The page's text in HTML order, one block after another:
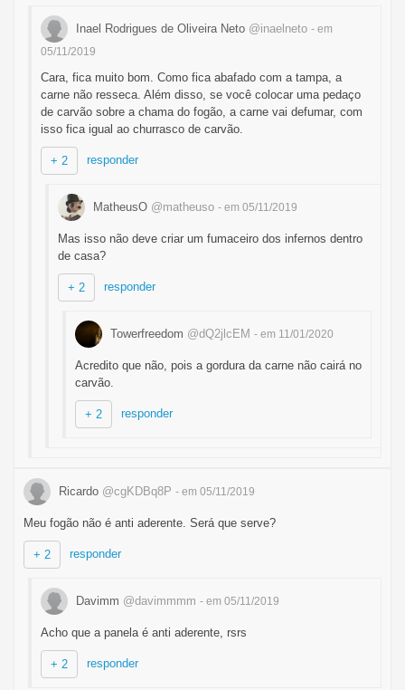
Inael Rodrigues de Oliveira Neto @inaelneto - em
05/11/2019
Cara, fica muito bom. Como fica abafado com a tampa, a
carne não resseca. Além disso, se você colocar uma pedaço
de carvão sobre a chama do fogão, a carne vai defumar, com
isso fica igual ao churrasco de carvão.
+ 2 responder
MatheusO @matheuso - em 05/11/2019
Mas isso não deve criar um fumaceiro dos infernos dentro
de casa?
+ 2 responder
Towerfreedom @dQ2jlcEM - em 11/01/2020
Acredito que não, pois a gordura da carne não cairá no
carvão.
+ 2 responder
Ricardo @cgKDBq8P - em 05/11/2019
Meu fogão não é anti aderente. Será que serve?
+ 2 responder
Davimm @davimmmm - em 05/11/2019
Acho que a panela é anti aderente, rsrs
+ 2 responder